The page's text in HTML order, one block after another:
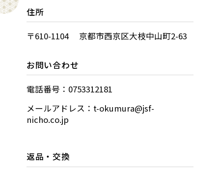
住所
〒610-1104 京都市西京区大枝中山町2-63
お問い合わせ
電話番号：0753312181
メールアドレス：t-okumura@jsf-
nicho.co.jp
返品・交換